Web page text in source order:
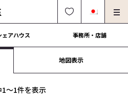
法人社宅でのご利用
ェアハウス 事務所・店舗
地図表示
1〜1件を表示